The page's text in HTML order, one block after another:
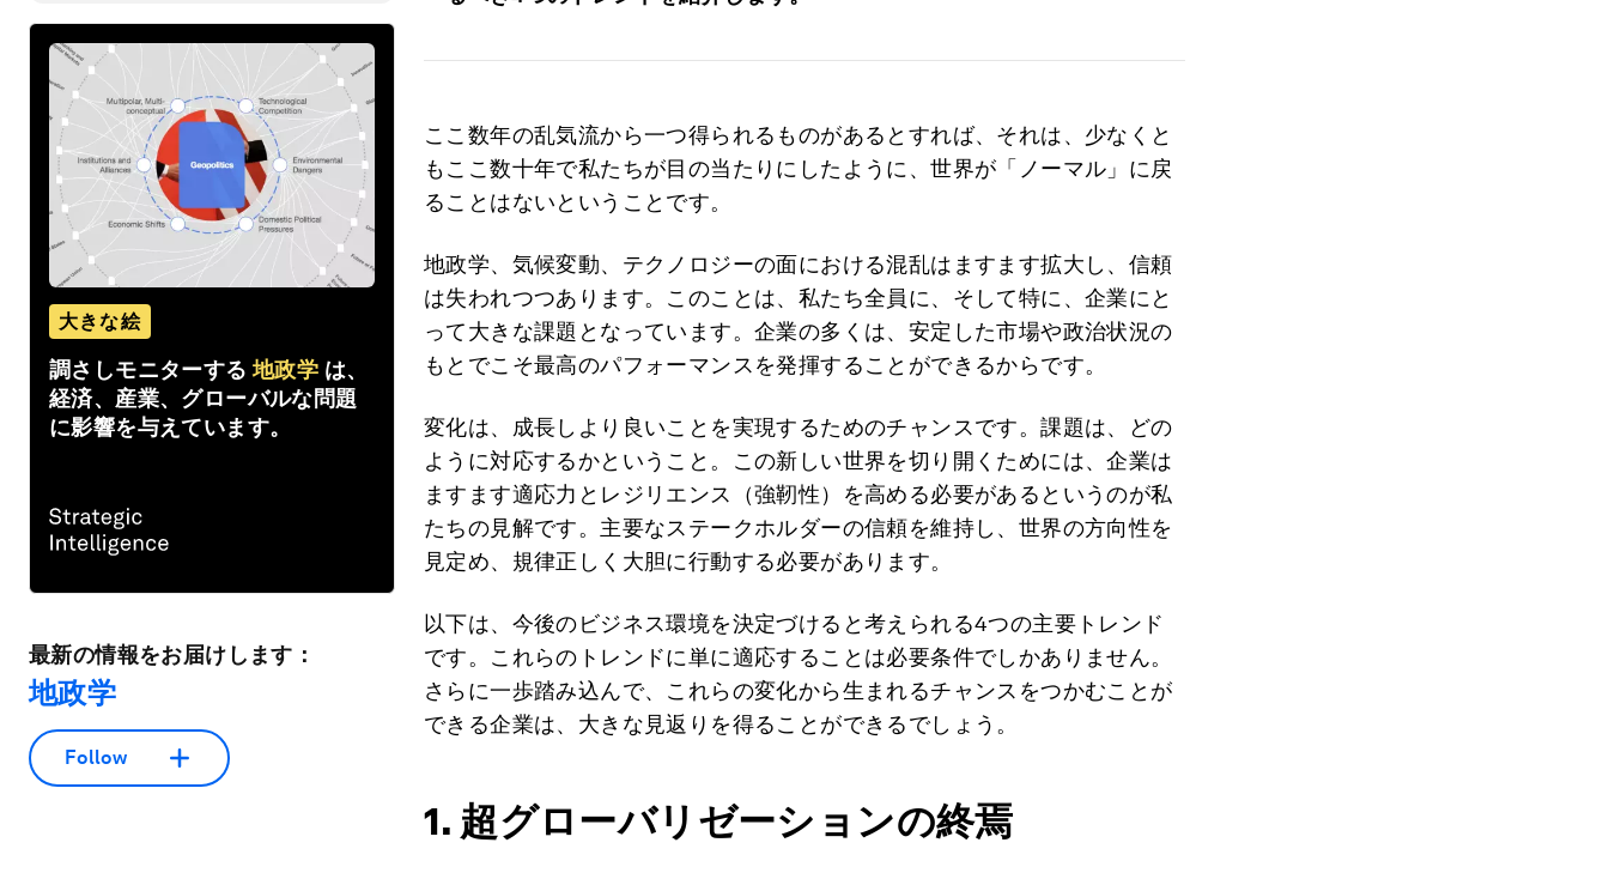
大きな絵
調さしモニターする 地政学 は、
経済、産業、グローバルな問題
に影響を与えています。
最新の情報をお届けします：
地政学
Follow
ここ数年の乱気流から一つ得られるものがあるとすれば、それは、少なくと
もここ数十年で私たちが目の当たりにしたように、世界が「ノーマル」に戻
ることはないということです。
地政学、気候変動、テクノロジーの面における混乱はますます拡大し、信頼
は失われつつあります。このことは、私たち全員に、そして特に、企業にと
って大きな課題となっています。企業の多くは、安定した市場や政治状況の
もとでこそ最高のパフォーマンスを発揮することができるからです。
変化は、成長しより良いことを実現するためのチャンスです。課題は、どの
ように対応するかということ。この新しい世界を切り開くためには、企業は
ますます適応力とレジリエンス（強靭性）を高める必要があるというのが私
たちの見解です。主要なステークホルダーの信頼を維持し、世界の方向性を
見定め、規律正しく大胆に行動する必要があります。
以下は、今後のビジネス環境を決定づけると考えられる4つの主要トレンド
です。これらのトレンドに単に適応することは必要条件でしかありません。
さらに一歩踏み込んで、これらの変化から生まれるチャンスをつかむことが
できる企業は、大きな見返りを得ることができるでしょう。
1. 超グローバリゼーションの終焉